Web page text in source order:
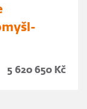
5 620 650 Kč